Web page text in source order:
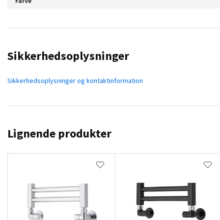
Sikkerhedsoplysninger
Sikkerhedsoplysninger og kontaktinformation
Lignende produkter